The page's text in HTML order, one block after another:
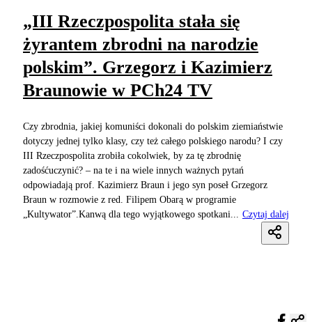
„III Rzeczpospolita stała się
żyrantem zbrodni na narodzie
polskim”. Grzegorz i Kazimierz
Braunowie w PCh24 TV
Czy zbrodnia, jakiej komuniści dokonali do polskim ziemiaństwie
dotyczy jednej tylko klasy, czy też całego polskiego narodu? I czy
III Rzeczpospolita zrobiła cokolwiek, by za tę zbrodnię
zadośćuczynić? – na te i na wiele innych ważnych pytań
odpowiadają prof. Kazimierz Braun i jego syn poseł Grzegorz
Braun w rozmowie z red. Filipem Obarą w programie
„Kultywator”.Kanwą dla tego wyjątkowego spotkani... Czytaj dalej